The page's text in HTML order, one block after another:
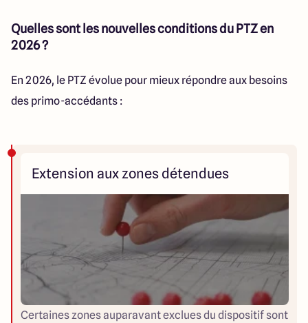
Quelles sont les nouvelles conditions du PTZ en
2026 ?
En 2026, le PTZ évolue pour mieux répondre aux besoins
des primo-accédants :
Extension aux zones détendues
Certaines zones auparavant exclues du dispositif sont